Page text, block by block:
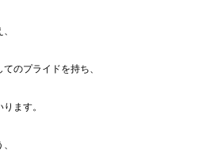
のプライドを持ち、
ます。